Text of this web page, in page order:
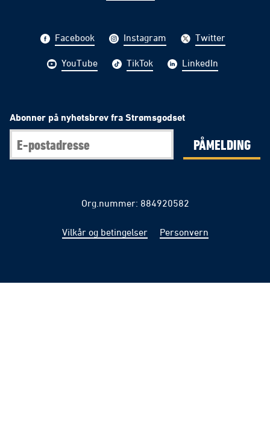
Facebook Instagram Twitter
YouTube TikTok LinkedIn
Abonner på nyhetsbrev fra Strømsgodset
PÅMELDING
Org.nummer: 884920582
Vilkår og betingelser Personvern